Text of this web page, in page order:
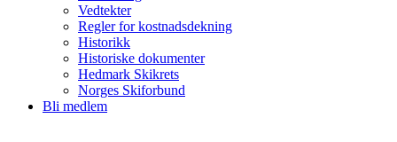
Vedtekter
Regler for kostnadsdekning
Historikk
Historiske dokumenter
Hedmark Skikrets
Norges Skiforbund
Bli medlem